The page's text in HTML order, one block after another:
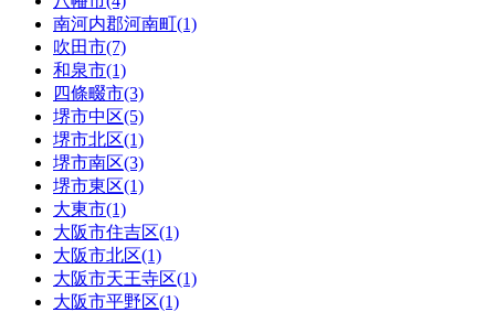
南河内郡河南町(1)
吹田市(7)
和泉市(1)
四條畷市(3)
堺市中区(5)
堺市北区(1)
堺市南区(3)
堺市東区(1)
大東市(1)
大阪市住吉区(1)
大阪市北区(1)
大阪市天王寺区(1)
大阪市平野区(1)